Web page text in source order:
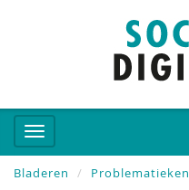
Bladeren Problematieken